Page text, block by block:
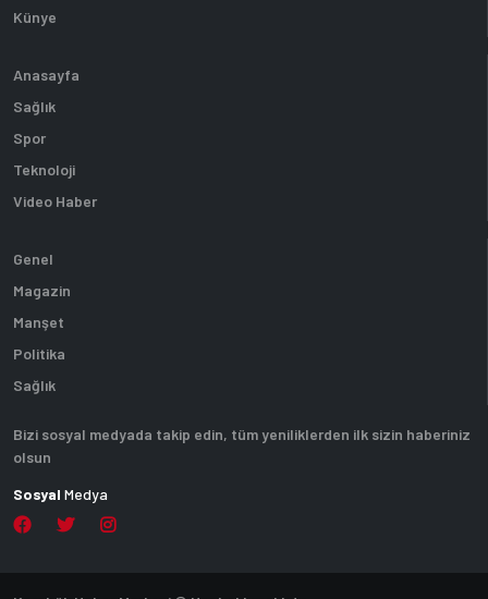
Künye
Anasayfa
Sağlık
Spor
Teknoloji
Video Haber
Genel
Magazin
Manşet
Politika
Sağlık
Bizi sosyal medyada takip edin, tüm yeniliklerden ilk sizin haberiniz
olsun
Sosyal Medya